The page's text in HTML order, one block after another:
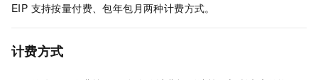
EIP 支持按量付费、包年包月两种计费方式。
计费方式